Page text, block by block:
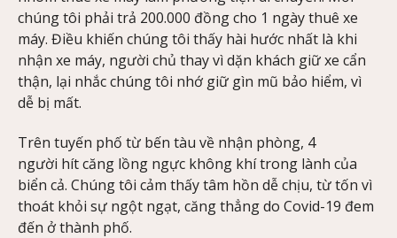
chúng tôi phải trả 200.000 đồng cho 1 ngày thuê xe
máy. Điều khiến chúng tôi thấy hài hước nhất là khi
nhận xe máy, người chủ thay vì dặn khách giữ xe cẩn
thận, lại nhắc chúng tôi nhớ giữ gìn mũ bảo hiểm, vì
dễ bị mất.
Trên tuyến phố từ bến tàu về nhận phòng, 4
người hít căng lồng ngực không khí trong lành của
biển cả. Chúng tôi cảm thấy tâm hồn dễ chịu, từ tốn vì
thoát khỏi sự ngột ngạt, căng thẳng do Covid-19 đem
đến ở thành phố.